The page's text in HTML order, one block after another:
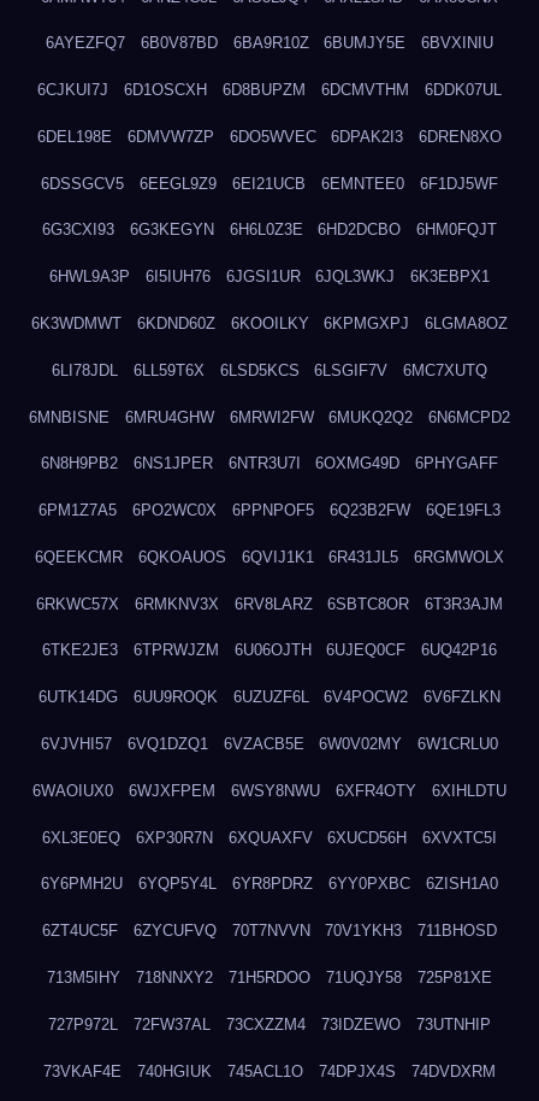
6AYEZFQ7 6B0V87BD 6BA9R10Z 6BUMJY5E 6BVXINIU
6CJKUI7J 6D1OSCXH 6D8BUPZM 6DCMVTHM 6DDK07UL
6DEL198E 6DMVW7ZP 6DO5WVEC 6DPAK2I3 6DREN8XO
6DSSGCV5 6EEGL9Z9 6EI21UCB 6EMNTEE0 6F1DJ5WF
6G3CXI93 6G3KEGYN 6H6L0Z3E 6HD2DCBO 6HM0FQJT
6HWL9A3P 6I5IUH76 6JGSI1UR 6JQL3WKJ 6K3EBPX1
6K3WDMWT 6KDND60Z 6KOOILKY 6KPMGXPJ 6LGMA8OZ
6LI78JDL 6LL59T6X 6LSD5KCS 6LSGIF7V 6MC7XUTQ
6MNBISNE 6MRU4GHW 6MRWI2FW 6MUKQ2Q2 6N6MCPD2
6N8H9PB2 6NS1JPER 6NTR3U7I 6OXMG49D 6PHYGAFF
6PM1Z7A5 6PO2WC0X 6PPNPOF5 6Q23B2FW 6QE19FL3
6QEEKCMR 6QKOAUOS 6QVIJ1K1 6R431JL5 6RGMWOLX
6RKWC57X 6RMKNV3X 6RV8LARZ 6SBTC8OR 6T3R3AJM
6TKE2JE3 6TPRWJZM 6U06OJTH 6UJEQ0CF 6UQ42P16
6UTK14DG 6UU9ROQK 6UZUZF6L 6V4POCW2 6V6FZLKN
6VJVHI57 6VQ1DZQ1 6VZACB5E 6W0V02MY 6W1CRLU0
6WAOIUX0 6WJXFPEM 6WSY8NWU 6XFR4OTY 6XIHLDTU
6XL3E0EQ 6XP30R7N 6XQUAXFV 6XUCD56H 6XVXTC5I
6Y6PMH2U 6YQP5Y4L 6YR8PDRZ 6YY0PXBC 6ZISH1A0
6ZT4UC5F 6ZYCUFVQ 70T7NVVN 70V1YKH3 711BHOSD
713M5IHY 718NNXY2 71H5RDOO 71UQJY58 725P81XE
727P972L 72FW37AL 73CXZZM4 73IDZEWO 73UTNHIP
73VKAF4E 740HGIUK 745ACL1O 74DPJX4S 74DVDXRM